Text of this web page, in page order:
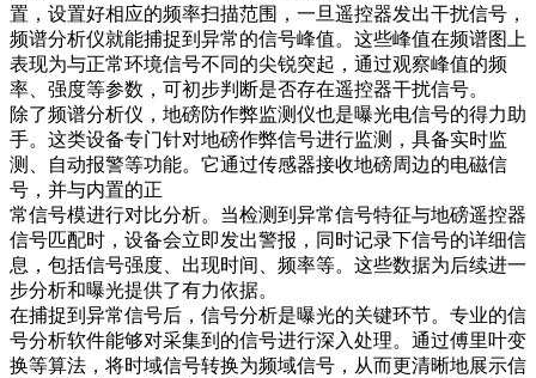
置，设置好相应的频率扫描范围，一旦遥控器发出干扰信号，
频谱分析仪就能捕捉到异常的信号峰值。这些峰值在频谱图上
表现为与正常环境信号不同的尖锐突起，通过观察峰值的频
率、强度等参数，可初步判断是否存在遥控器干扰信号。​
除了频谱分析仪，地磅防作弊监测仪也是曝光电信号的得力助
手。这类设备专门针对地磅作弊信号进行监测，具备实时监
测、自动报警等功能。它通过传感器接收地磅周边的电磁信
号，并与内置的正​
常信号模进行对比分析。当检测到异常信号特征与地磅遥控器
信号匹配时，设备会立即发出警报，同时记录下信号的详细信
息，包括信号强度、出现时间、频率等。这些数据为后续进一
步分析和曝光提供了有力依据。​
在捕捉到异常信号后，信号分析是曝光的关键环节。专业的信
号分析软件能够对采集到的信号进行深入处理。通过傅里叶变
换等算法，将时域信号转换为频域信号，从而更清晰地展示信